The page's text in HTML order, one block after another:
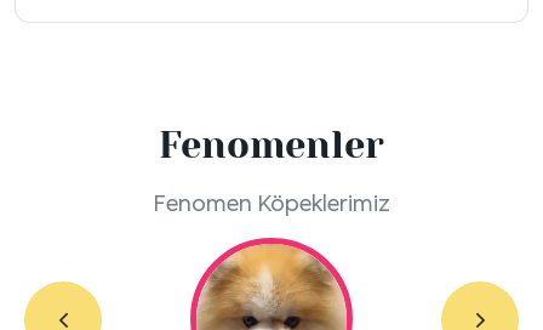
Fenomenler
Fenomen Köpeklerimiz